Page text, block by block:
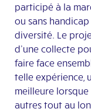
participé à la
ou sans
diversité. Le
d’une collecte
faire face
telle expérience,
meilleure lorsque
autres tout au